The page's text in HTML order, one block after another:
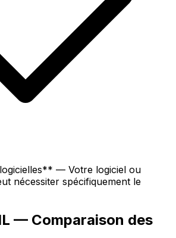
— Votre logiciel ou
nécessiter spécifiquement le
— Comparaison des